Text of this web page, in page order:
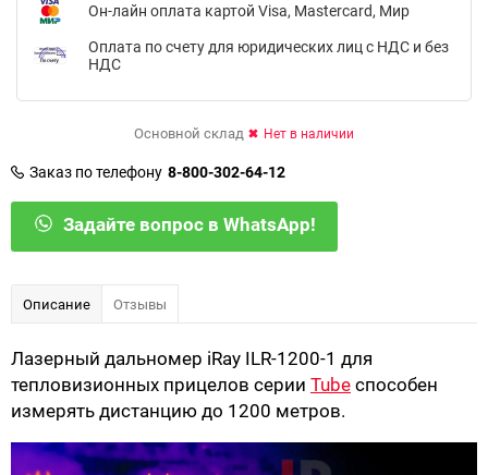
Он-лайн оплата картой Visa, Mastercard, Мир
Оплата по счету для юридических лиц с НДС и без
НДС
Основной склад Нет в наличии
Заказ по телефону 8-800-302-64-12
Задайте вопрос в WhatsApp!
Описание Отзывы
Лазерный дальномер iRay ILR-1200-1 для
тепловизионных прицелов серии Tubeспособен
измерять дистанцию до 1200 метров.